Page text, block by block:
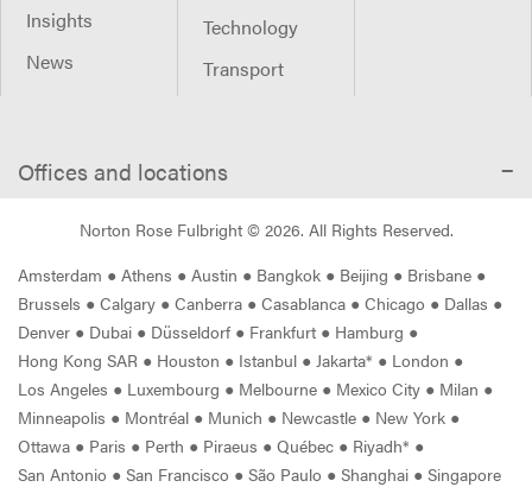
Insights
News
Technology
Transport
Offices and locations
Norton Rose Fulbright © 2026. All Rights Reserved.
Amsterdam ● Athens ● Austin ● Bangkok ● Beijing ● Brisbane ●
Brussels ● Calgary ● Canberra ● Casablanca ● Chicago ● Dallas ●
Denver ● Dubai ● Düsseldorf ● Frankfurt ● Hamburg ●
Hong Kong SAR ● Houston ● Istanbul ● Jakarta* ● London ●
Los Angeles ● Luxembourg ● Melbourne ● Mexico City ● Milan ●
Minneapolis ● Montréal ● Munich ● Newcastle ● New York ●
Ottawa ● Paris ● Perth ● Piraeus ● Québec ● Riyadh* ●
San Antonio ● San Francisco ● São Paulo ● Shanghai ● Singapore